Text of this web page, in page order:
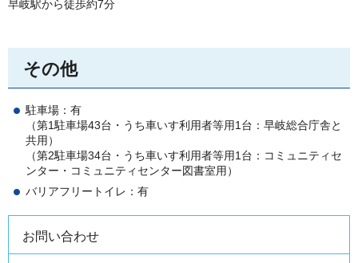
早岐駅から徒歩約7分
その他
駐車場：有
（第1駐車場43台・うち車いす利用者等用1台：早岐総合庁舎と
共用）
（第2駐車場34台・うち車いす利用者等用1台：コミュニティセ
ンター・コミュニティセンター図書室用）
バリアフリートイレ：有
お問い合わせ